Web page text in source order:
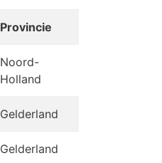
Provincie
Noord-
Holland
Gelderland
Gelderland